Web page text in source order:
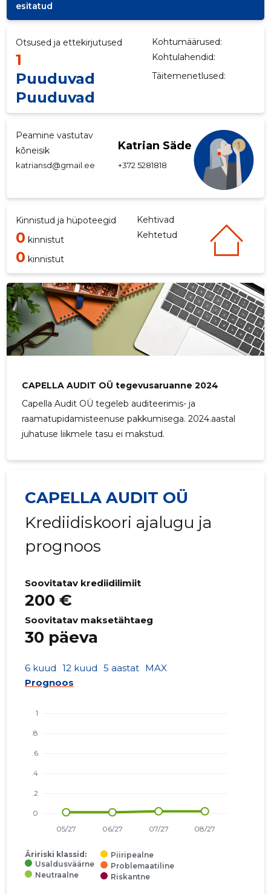
esitatud
Otsused ja ettekirjutused Kohtumäärused:
1 Kohtulahendid:
Puuduvad Täitemenetlused:
Puuduvad
Peamine vastutav
kõneisik
Katrian Säde
katriansd@gmail.ee +372 5281818
Kinnistud ja hüpoteegid Kehtivad
0 kinnistut Kehtetud
0 kinnistut
CAPELLA AUDIT OÜ tegevusaruanne 2024
Capella Audit OÜ tegeleb auditeerimis- ja
raamatupidamisteenuse pakkumisega. 2024.aastal
juhatuse liikmele tasu ei makstud.
CAPELLA AUDIT OÜ
Krediidiskoori ajalugu ja
prognoos
Soovitatav krediidilimiit
200 €
Soovitatav maksetähtaeg
30 päeva
6 kuud 12 kuud 5 aastat MAX
Prognoos
Äririski klassid:
Usaldusväärne
Neutraalne
Piiripealne
Problemaatiline
Riskantne